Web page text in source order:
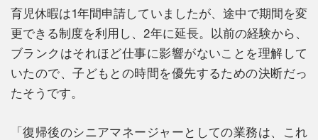
育児休暇は1年間申請していましたが、途中で期間を変
更できる制度を利用し、2年に延長。以前の経験から、
ブランクはそれほど仕事に影響がないことを理解して
いたので、子どもとの時間を優先するための決断だっ
たそうです。
「復帰後のシニアマネージャーとしての業務は、これ